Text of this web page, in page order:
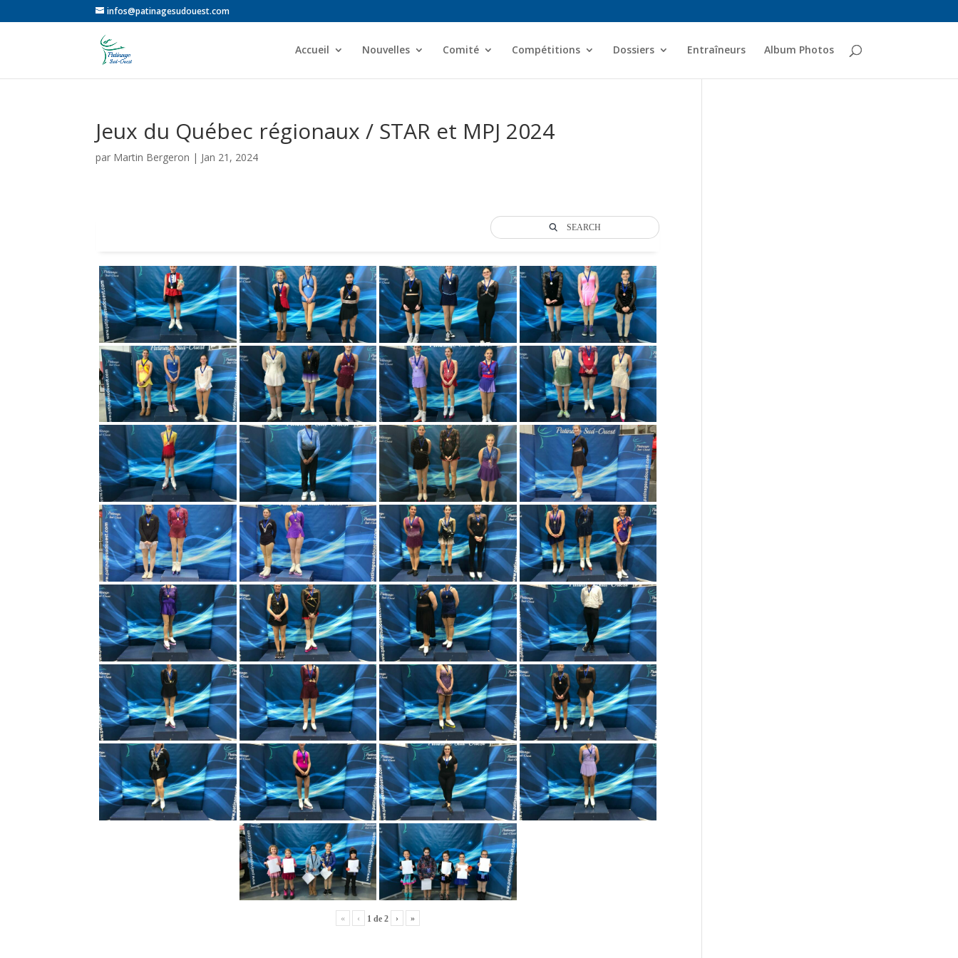
infos@patinagesudouest.com
Accueil Nouvelles Comité Compétitions Dossiers Entraîneurs Album Photos
Jeux du Québec régionaux / STAR et MPJ 2024
par Martin Bergeron | Jan 21, 2024
SEARCH
« ‹ 1 de2 › »